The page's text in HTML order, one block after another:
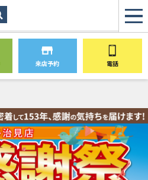
来店予約 電話